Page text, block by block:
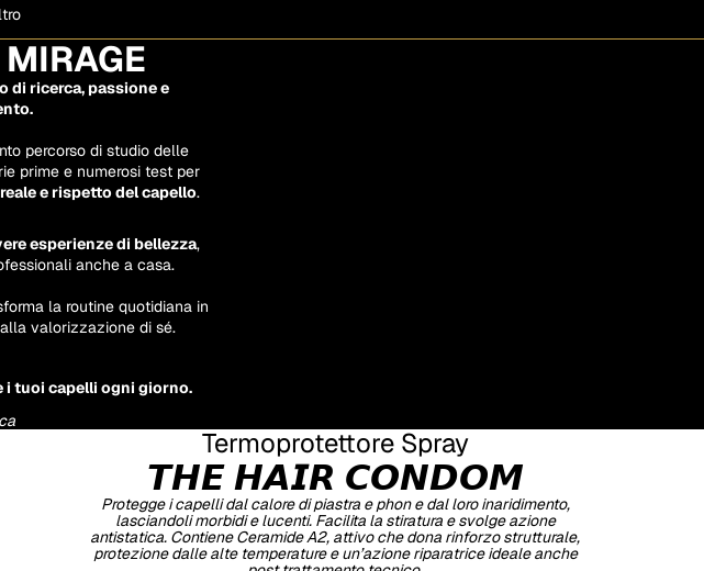
MIRAGE
di ricerca, passione e
percorso di studio delle
prime e numerosi test per
e rispetto del capello.
esperienze di bellezza,
anche a casa.
la routine quotidiana in
valorizzazione di sé.
i tuoi capelli ogni giorno.
Termoprotettore Spray
𝙏𝙃𝙀 𝙃𝘼𝙄𝙍 𝘾𝙊𝙉𝘿𝙊𝙈
Protegge i capelli dal calore di piastra e phon e dal loro inaridimento,
lasciandoli morbidi e lucenti. Facilita la stiratura e svolge azione
antistatica. Contiene Ceramide A2, attivo che dona rinforzo strutturale,
protezione dalle alte temperature e un’azione riparatrice ideale anche